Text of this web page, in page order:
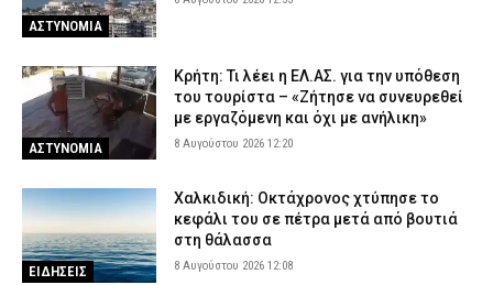
ΑΣΤΥΝΟΜΙΑ 7 Αυγούστου 2026 23:05
προκάλεσε αναστάτωση
ΕΙΔΗΣΕΙΣ 7 Αυγούστου 2026 22:51
Πανικός σε μοναστήρι στην Κύπρο: Μοναχός επιτέθηκε με
μαχαίρι και τραυμάτισε δύο άτομα!
ΔΙΕΘΝΗ 7 Αυγούστου 2026 22:36
Παλαιό Φάληρο: Φωτιά σε κατάστημα με ναυτιλιακά είδη –
Εκκενώνεται προληπτικά πολυκατοικία
ΕΙΔΗΣΕΙΣ 7 Αυγούστου 2026 22:22
ΑΣΤΥΝΟΜΙΑ
ΑΣΤΥΝΟΜΙΑ
Κρήτη: Τι λέει η ΕΛ.ΑΣ. για την υπόθεση
του τουρίστα – «Ζήτησε να συνευρεθεί
με εργαζόμενη και όχι με ανήλικη»
8 Αυγούστου 2026 12:20
ΕΙΔΗΣΕΙΣ
Χαλκιδική: Οκτάχρονος χτύπησε το
κεφάλι του σε πέτρα μετά από βουτιά
στη θάλασσα
8 Αυγούστου 2026 12:08